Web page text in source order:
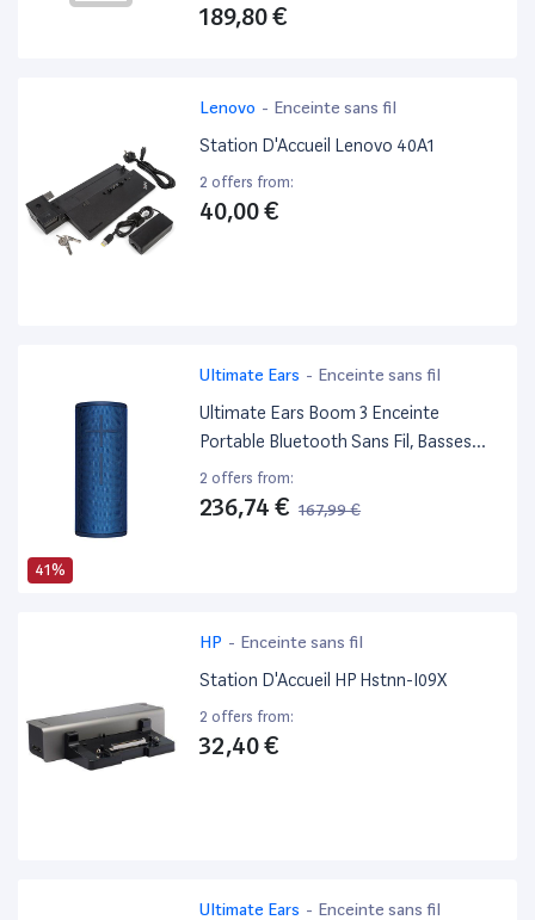
189,80 €
Lenovo - Enceinte sans fil
Station D'Accueil Lenovo 40A1
2 offers from:
40,00 €
41%
Ultimate Ears - Enceinte sans fil
Ultimate Ears Boom 3 Enceinte
Portable Bluetooth Sans Fil, Basses
Profondes, Etanche, Flottante,
Connexion Multiple, Batterie 15H -
2 offers from:
236,74 € 167,99 €
HP - Enceinte sans fil
Station D'Accueil HP Hstnn-I09X
2 offers from:
32,40 €
Ultimate Ears - Enceinte sans fil